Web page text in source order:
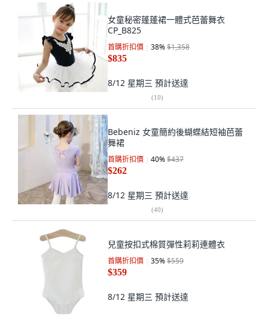
女童秘密蓬蓬裙一體式芭蕾舞衣
CP_B825
首購折扣價 38%$1,358
$835
8/12 星期三 預計送達
(10)
Bebeniz 女童簡約後蝴蝶結短袖芭蕾
舞裙
首購折扣價 40%$437
$262
8/12 星期三 預計送達
(40)
兒童按扣式棉質彈性莉莉連體衣
首購折扣價 35%$559
$359
8/12 星期三 預計送達